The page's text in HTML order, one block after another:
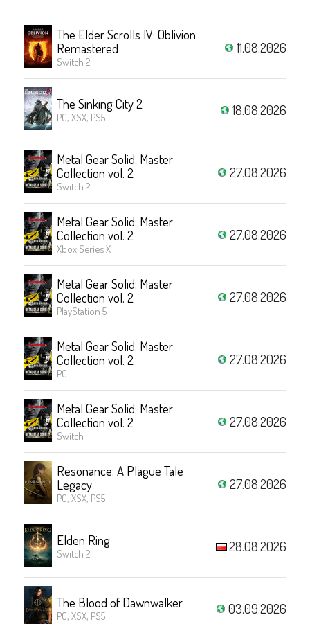
The Elder Scrolls IV: Oblivion
Remastered
Switch 2
11.08.2026
The Sinking City 2
PC, XSX, PS5 18.08.2026
Metal Gear Solid: Master
Collection vol. 2
Switch 2
27.08.2026
Metal Gear Solid: Master
Collection vol. 2
Xbox Series X
27.08.2026
Metal Gear Solid: Master
Collection vol. 2
PlayStation 5
27.08.2026
Metal Gear Solid: Master
Collection vol. 2
PC
27.08.2026
Metal Gear Solid: Master
Collection vol. 2
Switch
27.08.2026
Resonance: A Plague Tale
Legacy
PC, XSX, PS5
27.08.2026
Elden Ring
Switch 2 28.08.2026
The Blood of Dawnwalker
PC, XSX, PS5 03.09.2026